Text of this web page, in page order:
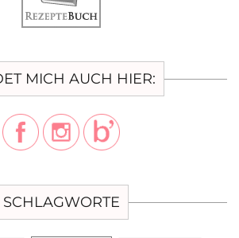
MICH AUCH HIER:
SCHLAGWORTE